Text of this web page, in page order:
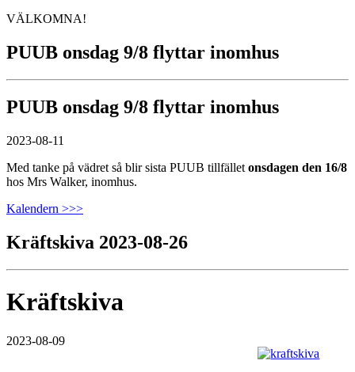
VÄLKOMNA!
PUUB onsdag 9/8 flyttar inomhus
PUUB onsdag 9/8 flyttar inomhus
2023-08-11
Med tanke på vädret så blir sista PUUB tillfället onsdagen den 16/8
hos Mrs Walker, inomhus.
Kalendern >>>
Kräftskiva 2023-08-26
Kräftskiva
2023-08-09